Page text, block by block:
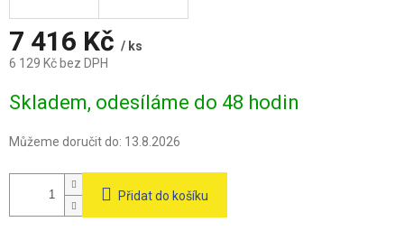
7 416 Kč / ks
6 129 Kč bez DPH
cena:
Skladem, odesíláme do 48 hodin
Můžeme doručit do: 13.8.2026
Přidat do košíku